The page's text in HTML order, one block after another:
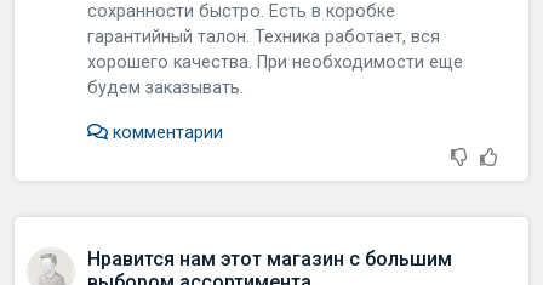
сохранности быстро. Есть в коробке
гарантийный талон. Техника работает, вся
хорошего качества. При необходимости еще
будем заказывать.
комментарии
Нравится нам этот магазин с большим